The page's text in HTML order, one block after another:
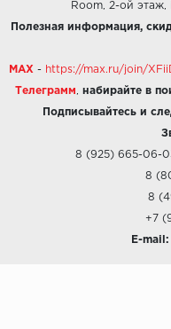
Room, 2-ой
Полезная информация,
MAX - https://max.ru/join/
Телеграмм набирайте в
Подписывайтесь и
8 (925) 665-06-
8
8
+7
E-mail: